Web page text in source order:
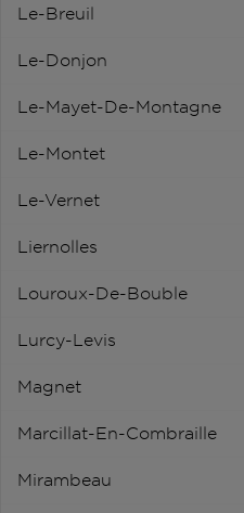
Le-Breuil
Le-Donjon
Le-Mayet-De-Montagne
Le-Montet
Le-Vernet
Liernolles
Louroux-De-Bouble
Lurcy-Levis
Magnet
Marcillat-En-Combraille
Mirambeau